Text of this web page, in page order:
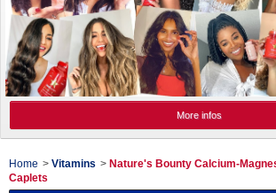
More infos
Home > Vitamins > Nature's Bounty Calcium-
Caplets